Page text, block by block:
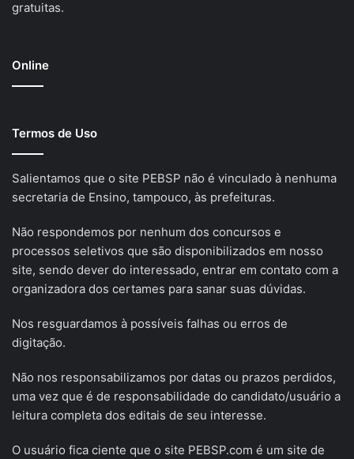
gratuitas.
Online
Termos de Uso
Salientamos que o site PEBSP não é vinculado à nenhuma
secretaria de Ensino, tampouco, às prefeituras.
Não respondemos por nenhum dos concursos e
processos seletivos que são disponibilizados em nosso
site, sendo dever do interessado, entrar em contato com a
organizadora dos certames para sanar suas dúvidas.
Nos resguardamos à possíveis falhas ou erros de
digitação.
Não nos responsabilizamos por datas ou prazos perdidos,
uma vez que é de responsabilidade do candidato/usuário a
leitura completa dos editais de seu interesse.
O usuário fica ciente que o site PEBSP.com é um site de